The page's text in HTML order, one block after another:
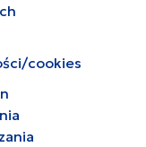
cookies